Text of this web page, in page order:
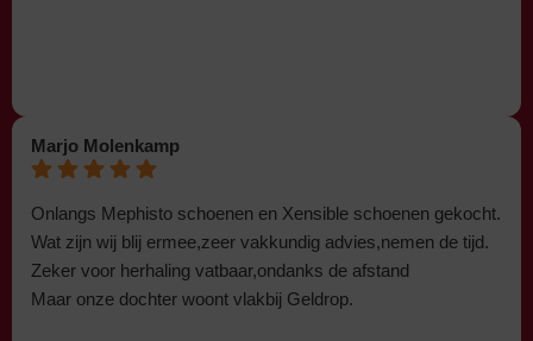
Marjo Molenkamp
Onlangs Mephisto schoenen en Xensible schoenen gekocht.
Wat zijn wij blij ermee,zeer vakkundig advies,nemen de tijd.
Zeker voor herhaling vatbaar,ondanks de afstand
Maar onze dochter woont vlakbij Geldrop.